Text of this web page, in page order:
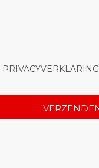
PRIVACYVERKLARING